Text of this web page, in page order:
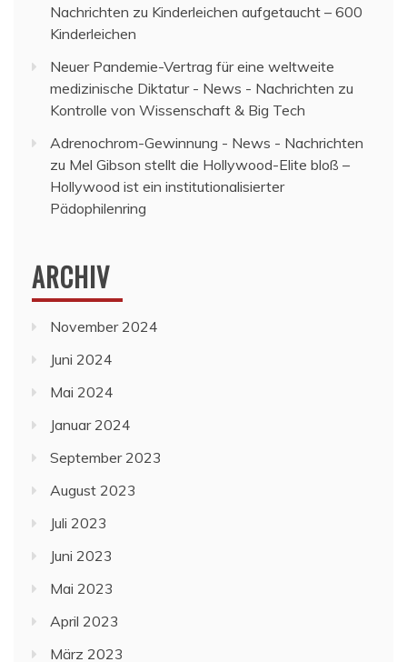
Nachrichten zu Kinderleichen aufgetaucht – 600
Kinderleichen
Neuer Pandemie-Vertrag für eine weltweite
medizinische Diktatur - News - Nachrichten zu
Kontrolle von Wissenschaft & Big Tech
Adrenochrom-Gewinnung - News - Nachrichten
zu Mel Gibson stellt die Hollywood-Elite bloß –
Hollywood ist ein institutionalisierter
Pädophilenring
ARCHIV
November 2024
Juni 2024
Mai 2024
Januar 2024
September 2023
August 2023
Juli 2023
Juni 2023
Mai 2023
April 2023
März 2023